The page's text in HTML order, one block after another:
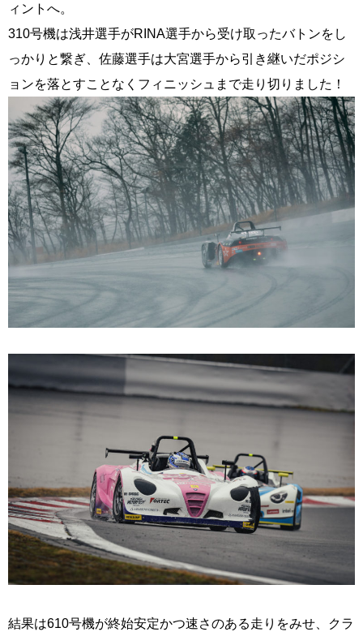
ィントへ。
310号機は浅井選手がRINA選手から受け取ったバトンをし
っかりと繋ぎ、佐藤選手は大宮選手から引き継いだポジシ
ョンを落とすことなくフィニッシュまで走り切りました！
結果は610号機が終始安定かつ速さのある走りをみせ、クラ